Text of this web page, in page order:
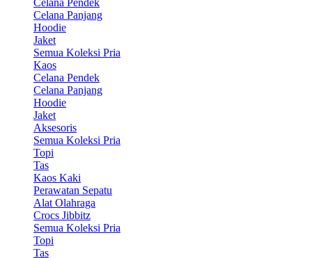
Celana Panjang
Hoodie
Jaket
Semua Koleksi Pria
Kaos
Celana Pendek
Celana Panjang
Hoodie
Jaket
Aksesoris
Semua Koleksi Pria
Topi
Tas
Kaos Kaki
Perawatan Sepatu
Alat Olahraga
Crocs Jibbitz
Semua Koleksi Pria
Topi
Tas